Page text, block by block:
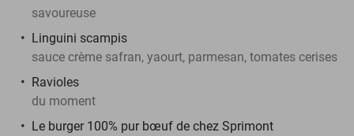
savoureuse
Linguini scampis
sauce crème safran, yaourt, parmesan, tomates cerises
Ravioles
du moment
Le burger 100% pur bœuf de chez Sprimont